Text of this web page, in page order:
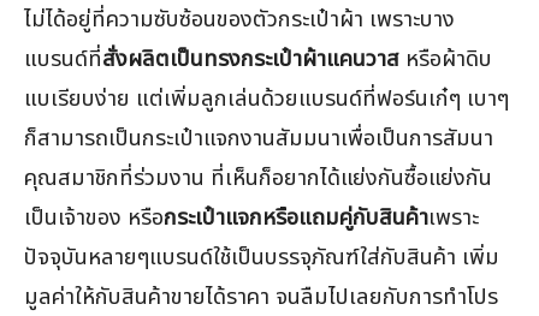
ไม่ได้อยู่ที่ความซับซ้อนของตัวกระเป๋าผ้า เพราะบาง
แบรนด์ที่สั่งผลิตเป็นทรงกระเป๋าผ้าแคนวาส หรือผ้าดิบ
แบเรียบง่าย แต่เพิ่มลูกเล่นด้วยแบรนด์ที่ฟอร์นเก๋ๆ เบาๆ
ก็สามารถเป็นกระเป๋าแจกงานสัมมนาเพื่อเป็นการสัมนา
คุณสมาชิกที่ร่วมงาน ที่เห็นก็อยากได้แย่งกันซื้อแย่งกัน
เป็นเจ้าของ หรือกระเป๋าแจกหรือแถมคู่กับสินค้าเพราะ
ปัจจุบันหลายๆแบรนด์ใช้เป็นบรรจุภัณฑ์ใส่กับสินค้า เพิ่ม
มูลค่าให้กับสินค้าขายได้ราคา จนลืมไปเลยกับการทำโปร